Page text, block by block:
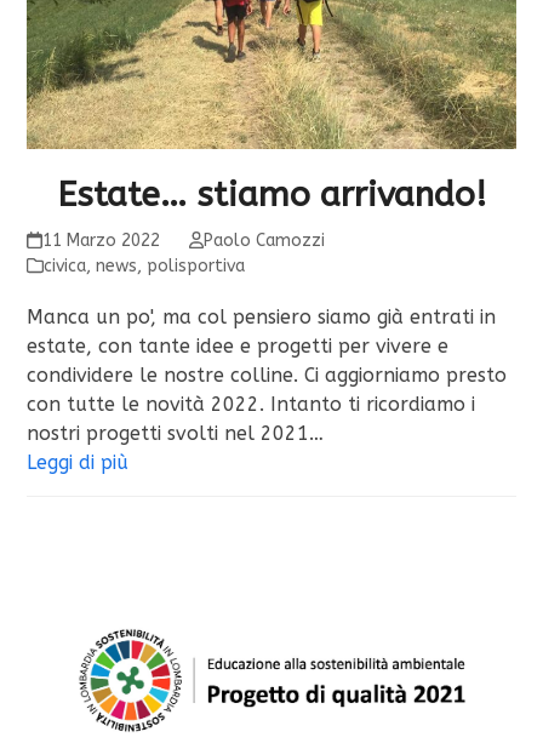
Estate… stiamo arrivando!
11 Marzo 2022
Paolo Camozzi
civica,news, polisportiva
Manca un po', ma col pensiero siamo già entrati in
estate, con tante idee e progetti per vivere e
condividere le nostre colline. Ci aggiorniamo presto
con tutte le novità 2022. Intanto ti ricordiamo i
nostri progetti svolti nel 2021…
Leggi di più